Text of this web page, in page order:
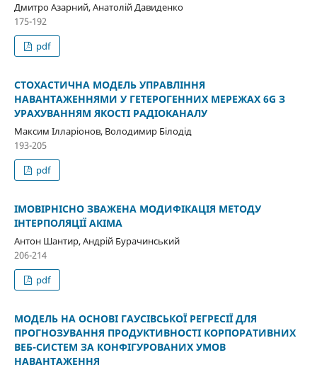
Дмитро Азарний, Анатолій Давиденко
175-192
pdf
СТОХАСТИЧНА МОДЕЛЬ УПРАВЛІННЯ
НАВАНТАЖЕННЯМИ У ГЕТЕРОГЕННИХ МЕРЕЖАХ 6G З
УРАХУВАННЯМ ЯКОСТІ РАДІОКАНАЛУ
Максим Ілларіонов, Володимир Білодід
193-205
pdf
ІМОВІРНІСНО ЗВАЖЕНА МОДИФІКАЦІЯ МЕТОДУ
ІНТЕРПОЛЯЦІЇ АКІМА
Антон Шантир, Андрій Бурачинський
206-214
pdf
МОДЕЛЬ НА ОСНОВІ ГАУСІВСЬКОЇ РЕГРЕСІЇ ДЛЯ
ПРОГНОЗУВАННЯ ПРОДУКТИВНОСТІ КОРПОРАТИВНИХ
ВЕБ-СИСТЕМ ЗА КОНФІГУРОВАНИХ УМОВ
НАВАНТАЖЕННЯ